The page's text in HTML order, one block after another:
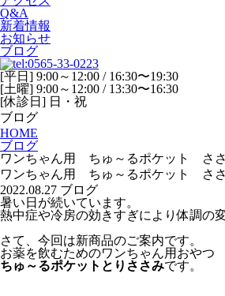
Q&A
新着情報
お知らせ
ブログ
[平日] 9:00～12:00 / 16:30〜19:30
[土曜] 9:00～12:00 / 13:30〜16:30
[休診日] 日・祝
ブログ
HOME
ブログ
ワンちゃん用 ちゅ～るポケット さ
ワンちゃん用 ちゅ～るポケット さ
2022.08.27 ブログ
暑い日が続いています。
熱中症や冷房の効きすぎにより体調の
さて、今回は新商品のご案内です。
お薬を飲むためのワンちゃん用おやつ
ちゅ～るポケットとりささみです。